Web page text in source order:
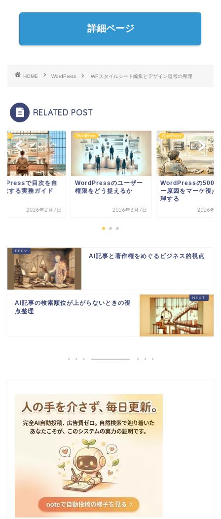
詳細ページ
HOME WordPress WPスタイルシート編集とデザイン思考の整理
RELATED POST
のユーザー
をどう捉えるか
2026年3月7日
WordPress
WordPressの500エラ
ー原因をマーケ視点で整
2026年5月2日
WordPress
WordPressで目次
動生成する実務ガイ
2026年2
AI記事と著作権をめぐるビジネス的視点
AI記事の検索順位が上がらないときの視
点整理